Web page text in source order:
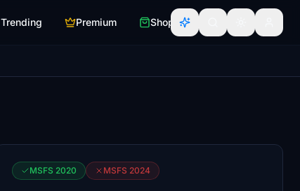
Trending Premium Shop
MSFS 2020 MSFS 2024